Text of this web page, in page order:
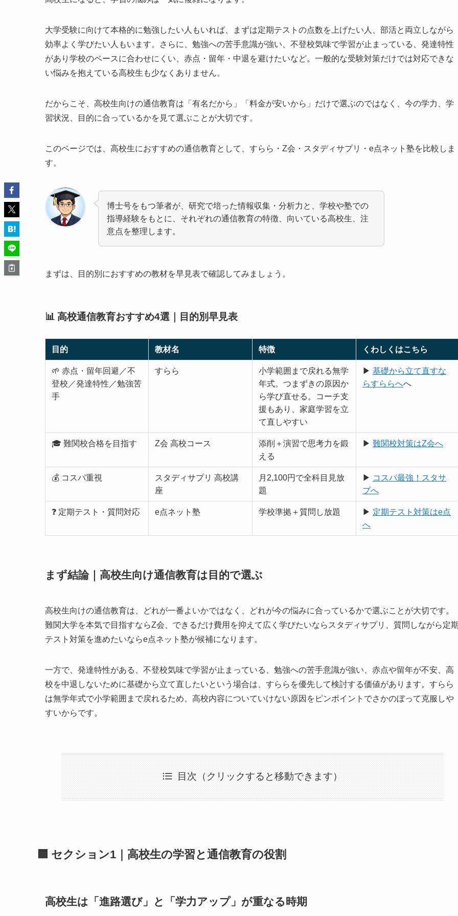
大学受験に向けて本格的に勉強したい人もいれば、まずは定期テストの点数を上げたい人、部活と両立しながら
効率よく学びたい人もいます。さらに、勉強への苦手意識が強い、不登校気味で学習が止まっている、発達特性
があり学校のペースに合わせにくい、赤点・留年・中退を避けたいなど。一般的な受験対策だけでは対応できな
い悩みを抱えている高校生も少なくありません。
だからこそ、高校生向けの通信教育は「有名だから」「料金が安いから」だけで選ぶのではなく、今の学力、学
習状況、目的に合っているかを見て選ぶことが大切です。
このページでは、高校生におすすめの通信教育として、すらら・Z会・スタディサプリ・e点ネット塾を比較しま
す。
博士号をもつ筆者が、研究で培った情報収集・分析力と、学校や塾での
指導経験をもとに、それぞれの通信教育の特徴、向いている高校生、注
意点を整理します。
まずは、目的別におすすめの教材を早見表で確認してみましょう。
📊 高校通信教育おすすめ4選｜目的別早見表
目的 教材名 特徴 くわしくはこちら
🌱 赤点・留年回避／不
登校／発達特性／勉強苦
手
すらら
小学範囲まで戻れる無学
年式。つまずきの原因か
ら学び直せる。コーチ支
援もあり、家庭学習を立
て直しやすい
▶ 基礎から立て直すな
らすららへへ
🎓 難関校合格を目指す Z会 高校コース
添削＋演習で思考力を鍛
える
▶ 難関校対策はZ会へ
💰 コスパ重視
スタディサプリ 高校講
座
月2,100円で全科目見放
題
▶ コスパ最強！スタサ
プへ
❓ 定期テスト・質問対応 e点ネット塾 学校準拠＋質問し放題 ▶ 定期テスト対策はe点
へ
まず結論｜高校生向け通信教育は目的で選ぶ
高校生向けの通信教育は、どれが一番よいかではなく、どれが今の悩みに合っているかで選ぶことが大切です。
難関大学を本気で目指すならZ会、できるだけ費用を抑えて広く学びたいならスタディサプリ、質問しながら定
テスト対策を進めたいならe点ネット塾が候補になります。
一方で、発達特性がある、不登校気味で学習が止まっている、勉強への苦手意識が強い、赤点や留年が不安、高
校を中退しないために基礎から立て直したいという場合は、すららを優先して検討する価値があります。すらら
は無学年式で小学範囲まで戻れるため、高校内容についていけない原因をピンポイントでさかのぼって克服しや
すいからです。
目次（クリックすると移動できます）
🟦 セクション1｜高校生の学習と通信教育の役割
高校生は「進路選び」と「学力アップ」が重なる時期